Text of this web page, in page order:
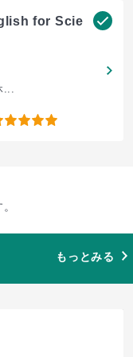
for Scie
もっとみる